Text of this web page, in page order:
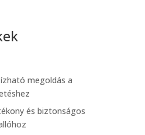
megoldás a
és biztonságos